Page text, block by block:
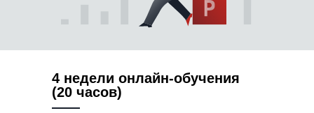
4 недели онлайн-обучения
(20 часов)